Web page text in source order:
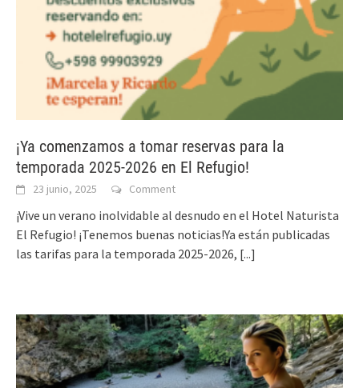
¡Ya comenzamos a tomar reservas para la
temporada 2025-2026 en El Refugio!
23 junio, 2025 Comment
¡Vive un verano inolvidable al desnudo en el Hotel Naturista
El Refugio! ¡Tenemos buenas noticias!Ya están publicadas
las tarifas para la temporada 2025-2026, [...]